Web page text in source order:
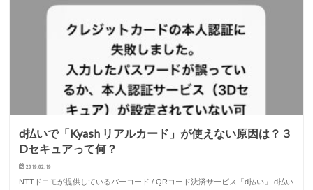
d払いで「Kyash リアルカード」が使えない原因は？３
Dセキュアって何？
2019.02.19
NTTドコモが提供しているバーコード / QRコード決済サービス「d払い」 d払い